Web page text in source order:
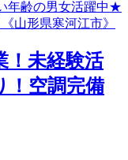
！未経験活
！空調完備